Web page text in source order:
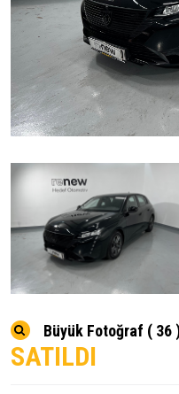
Büyük Fotoğraf ( 36
SATILDI